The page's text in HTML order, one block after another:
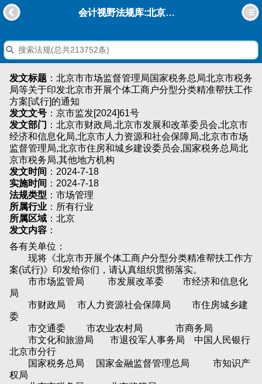
会计视野法规库:北京市市场监督管理局国家税务总局北京市税务局等关于印发北京市开展个体工商户分型分类精准帮扶工作方案[试行]的通知
发文标题 ：北京市市场监督管理局国家税务总局北京市税务
局等关于印发北京市开展个体工商户分型分类精准帮扶工作
方案[试行]的通知
发文文号 ：京市监发[2024]61号
发文部门 ：北京市财政局,北京市发展和改革委员会,北京市
经济和信息化局,北京市人力资源和社会保障局,北京市市场
监督管理局,北京市住房和城乡建设委员会,国家税务总局北
京市税务局,其他地方机构
发文时间 ：2024-7-18
实施时间 ：2024-7-18
法规类型 ：市场管理
所属行业 ：所有行业
所属区域 ：北京
发文内容 ：
各有关单位：
现将《北京市开展个体工商户分型分类精准帮扶工作方
案(试行)》印发给你们，请认真组织贯彻落实。
市市场监管局 市发展改革委 市经济和信息化
局
市财政局 市人力资源社会保障局 市住房城乡建
委
市交通委 市农业农村局 市商务局
市文化和旅游局 市退役军人事务局 中国人民银行
北京市分行
国家税务总局 国家金融监督管理总局 市知识产
权局